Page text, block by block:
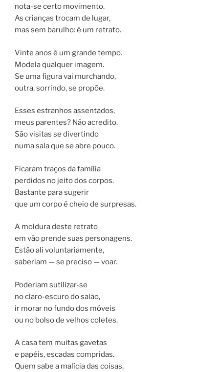
nota-se certo movimento.
As crianças trocam de lugar,
mas sem barulho: é um retrato.
Vinte anos é um grande tempo.
Modela qualquer imagem.
Se uma figura vai murchando,
outra, sorrindo, se propõe.
Esses estranhos assentados,
meus parentes? Não acredito.
São visitas se divertindo
numa sala que se abre pouco.
Ficaram traços da família
perdidos no jeito dos corpos.
Bastante para sugerir
que um corpo é cheio de surpresas.
A moldura deste retrato
em vão prende suas personagens.
Estão ali voluntariamente,
saberiam — se preciso — voar.
Poderiam sutilizar-se
no claro-escuro do salão,
ir morar no fundo dos móveis
ou no bolso de velhos coletes.
A casa tem muitas gavetas
e papéis, escadas compridas.
Quem sabe a malícia das coisas,